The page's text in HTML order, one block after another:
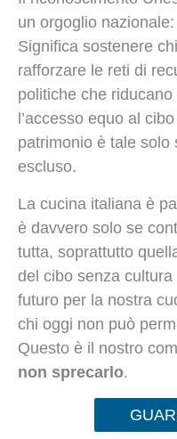
un orgoglio
Significa sostenere
rafforzare le reti di
politiche che
l’accesso equo al
patrimonio è tale solo
escluso.
La cucina italiana è
è davvero solo se
tutta, soprattutto
del cibo senza cultura
futuro per la nostra
chi oggi non può
Questo è il nostro
non sprecarlo.